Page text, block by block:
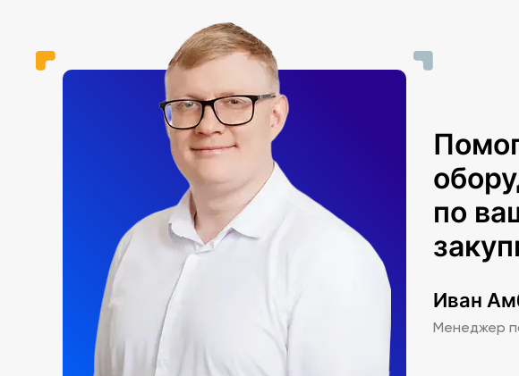
по
Иван
Менеджер